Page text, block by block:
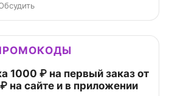
1000 ₽ на первый заказ от
на сайте и в приложении